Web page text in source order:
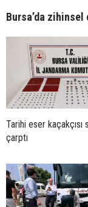
Bursa’da zihinsel
Tarihi eser kaçakçısı
çarptı